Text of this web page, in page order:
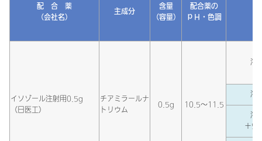
配 合 薬
（会社名）
主成分
含量
（容量）
配合薬の
ｐＨ・色調
イソゾール注射用0.5g
（日医工）
チアミラールナ
トリウム
0.5g 10.5～11.5
溶
溶
溶
＋5